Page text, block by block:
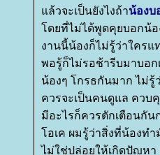
ล้วจะเป็นยังไงถ้าน้องบ
ดยที่ไม่ได้พูดคุยบอกน้อ
งานนี้น้องก็ไม่รู้ว่าใครแ
พอรู้ก็ไม่รอช้ารีบมาบอก
น้องๆ โกรธกันมาก ไม่
ควรจะเป็นคนดูแล ควบ
มีอะไรก็ควรตักเตือนกั
อเค ผมรู้ว่าสิ่งที่น้องทำ
ไม่ใช่ปล่อยให้เกิดปัญหา